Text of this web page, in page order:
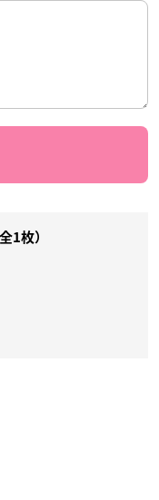
1枚）